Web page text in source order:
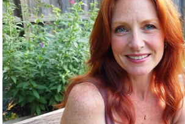
ए
म
.
आ
र
.
आ
ई